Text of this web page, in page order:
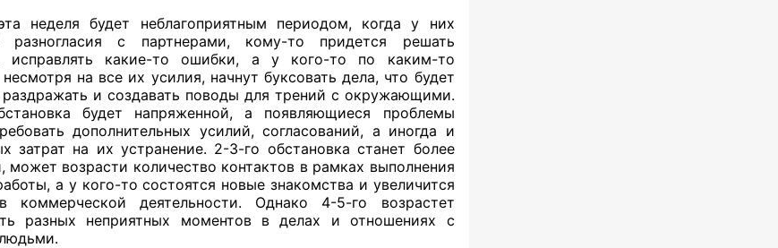
неделя будет неблагоприятным периодом, когда у них
разногласия с партнерами, кому-то придется решать
исправлять какие-то ошибки, а у кого-то по каким-то
на все их усилия, начнут буксовать дела, что будет
раздражать и создавать поводы для трений с окружающими.
будет напряженной, а появляющиеся проблемы
дополнительных усилий, согласований, а иногда и
затрат на их устранение. 2-3-го обстановка станет более
может возрасти количество контактов в рамках выполнения
а у кого-то состоятся новые знакомства и увеличится
коммерческой деятельности. Однако 4-5-го возрастет
разных неприятных моментов в делах и отношениях с